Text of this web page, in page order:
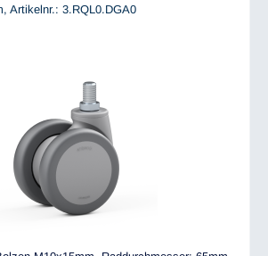
Artikelnr.: 3.RQL0.DGA0